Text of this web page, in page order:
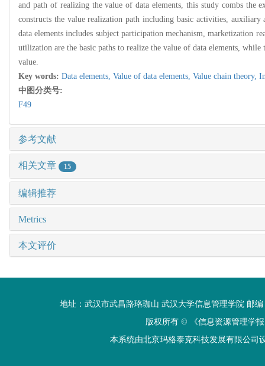
and path of realizing the value of data elements, this study combs the
constructs the value realization path including basic activities, auxiliary
data elements includes subject participation mechanism, marketization
utilization are the basic paths to realize the value of data elements,
value.
Key words: Data elements, Value of data elements, Value chain theory,
中图分类号:
F49
参考文献
相关文章 15
编辑推荐
Metrics
本文评价
地址：武汉市武昌路珞珈山 武汉大学信息管理学院 邮编
版权所有 ©
《信息资源管理学
本系统由北京玛格泰克科技发展有限公司